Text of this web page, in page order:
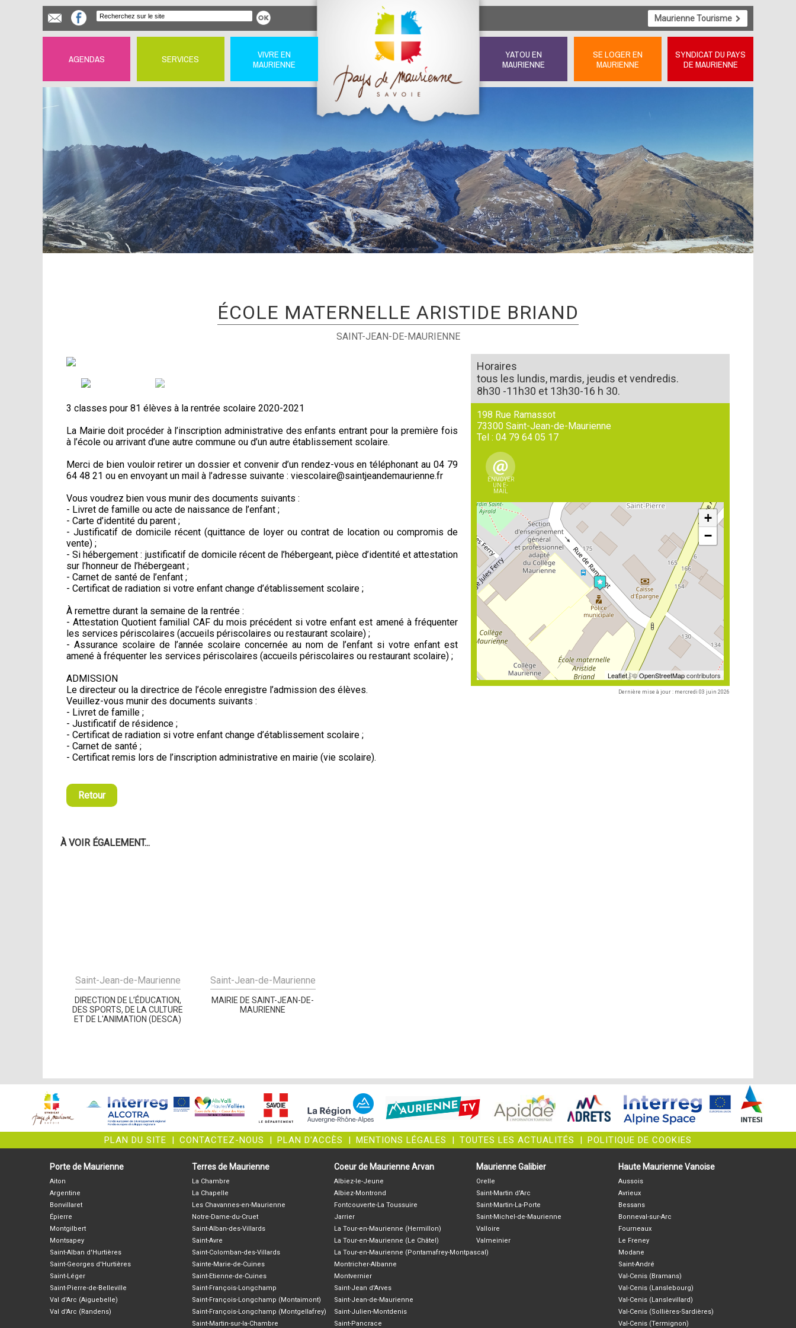
Maurienne Tourisme
AGENDAS SERVICES
VIVRE EN
MAURIENNE
YATOU EN
MAURIENNE
SE LOGER EN
MAURIENNE
SYNDICAT DU PAYS
DE MAURIENNE
ÉCOLE MATERNELLE ARISTIDE BRIAND
SAINT-JEAN-DE-MAURIENNE
3 classes pour 81 élèves à la rentrée scolaire 2020-2021
La Mairie doit procéder à l’inscription administrative des enfants entrant pour la première fois
à l’école ou arrivant d’une autre commune ou d’un autre établissement scolaire.
Merci de bien vouloir retirer un dossier et convenir d’un rendez-vous en téléphonant au 04 79
64 48 21 ou en envoyant un mail à l’adresse suivante : viescolaire@saintjeandemaurienne.fr
Vous voudrez bien vous munir des documents suivants :
- Livret de famille ou acte de naissance de l’enfant ;
- Carte d’identité du parent ;
- Justificatif de domicile récent (quittance de loyer ou contrat de location ou compromis de
vente) ;
- Si hébergement : justificatif de domicile récent de l’hébergeant, pièce d’identité et attestation
sur l’honneur de l’hébergeant ;
- Carnet de santé de l’enfant ;
- Certificat de radiation si votre enfant change d’établissement scolaire ;
À remettre durant la semaine de la rentrée :
- Attestation Quotient familial CAF du mois précédent si votre enfant est amené à fréquenter
les services périscolaires (accueils périscolaires ou restaurant scolaire) ;
- Assurance scolaire de l’année scolaire concernée au nom de l’enfant si votre enfant est
amené à fréquenter les services périscolaires (accueils périscolaires ou restaurant scolaire) ;
ADMISSION
Le directeur ou la directrice de l’école enregistre l’admission des élèves.
Veuillez-vous munir des documents suivants :
- Livret de famille ;
- Justificatif de résidence ;
- Certificat de radiation si votre enfant change d’établissement scolaire ;
- Carnet de santé ;
- Certificat remis lors de l’inscription administrative en mairie (vie scolaire).
Retour
Horaires
tous les lundis, mardis, jeudis et vendredis.
8h30 -11h30 et 13h30-16 h 30.
198 Rue Ramassot
73300 Saint-Jean-de-Maurienne
Tel : 04 79 64 05 17
ENVOYER
UN E-
MAIL
+
−
Leaflet| ©OpenStreetMapcontributors
Dernière mise à jour : mercredi 03 juin 2026
À VOIR ÉGALEMENT...
Saint-Jean-de-Maurienne
DIRECTION DE L’ÉDUCATION,
DES SPORTS, DE LA CULTURE
ET DE L'ANIMATION (DESCA)
Saint-Jean-de-Maurienne
MAIRIE DE SAINT-JEAN-DE-
MAURIENNE
PLAN DU SITE CONTACTEZ-NOUS PLAN D'ACCÈS MENTIONS LÉGALES TOUTES LES ACTUALITÉS POLITIQUE DE COOKIES
Porte de Maurienne
Aiton
Argentine
Bonvillaret
Épierre
Montgilbert
Montsapey
Saint-Alban d'Hurtières
Saint-Georges d'Hurtières
Saint-Léger
Saint-Pierre-de-Belleville
Val d'Arc (Aiguebelle)
Val d'Arc (Randens)
Terres de Maurienne
La Chambre
La Chapelle
Les Chavannes-en-Maurienne
Notre-Dame-du-Cruet
Saint-Alban-des-Villards
Saint-Avre
Saint-Colomban-des-Villards
Sainte-Marie-de-Cuines
Saint-Etienne-de-Cuines
Saint-François-Longchamp
Saint-François-Longchamp (Montaimont)
Saint-François-Longchamp (Montgellafrey)
Saint-Martin-sur-la-Chambre
Coeur de Maurienne Arvan
Albiez-le-Jeune
Albiez-Montrond
Fontcouverte-La Toussuire
Jarrier
La Tour-en-Maurienne (Hermillon)
La Tour-en-Maurienne (Le Châtel)
La Tour-en-Maurienne (Pontamafrey-Montpascal)
Montricher-Albanne
Montvernier
Saint-Jean d'Arves
Saint-Jean-de-Maurienne
Saint-Julien-Montdenis
Saint-Pancrace
Maurienne Galibier
Orelle
Saint-Martin d'Arc
Saint-Martin-La-Porte
Saint-Michel-de-Maurienne
Valloire
Valmeinier
Haute Maurienne Vanoise
Aussois
Avrieux
Bessans
Bonneval-sur-Arc
Fourneaux
Le Freney
Modane
Saint-André
Val-Cenis (Bramans)
Val-Cenis (Lanslebourg)
Val-Cenis (Lanslevillard)
Val-Cenis (Sollières-Sardières)
Val-Cenis (Termignon)